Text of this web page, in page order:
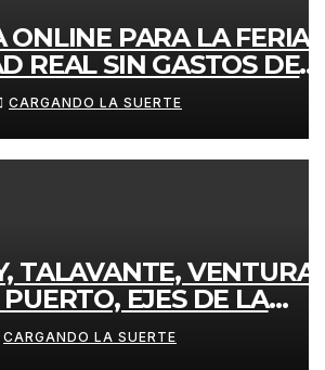
ONLINE PARA LA FERIA
REAL SIN GASTOS DE
EL DOMINGO
CARGANDO LA SUERTE
TALAVANTE, VENTURA
EJES DE LA
VIRGEN DEL
CARGANDO LA SUERTE